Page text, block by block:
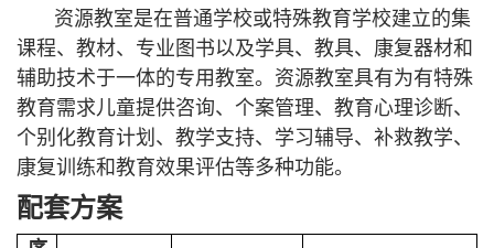
资源教室是在普通学校或特殊教育学校建立的集
课程、教材、专业图书以及学具、教具、康复器材和
辅助技术于一体的专用教室。资源教室具有为有特殊
教育需求儿童提供咨询、个案管理、教育心理诊断、
个别化教育计划、教学支持、学习辅导、补救教学、
康复训练和教育效果评估等多种功能。
配套方案